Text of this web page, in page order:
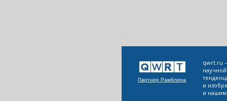
Партнер Рамблера
qwrt.ru
и
и нашим